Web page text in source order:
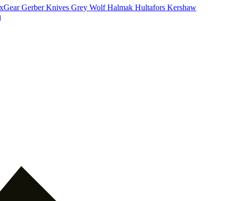
Gerber Knives Grey WolfHalmak Hultafors Kershaw